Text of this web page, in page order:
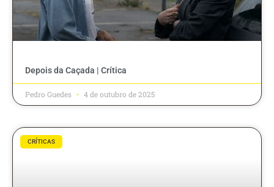
Depois da Caçada | Crítica
Pedro Guedes 4 de outubro de 2025
CRÍTICAS